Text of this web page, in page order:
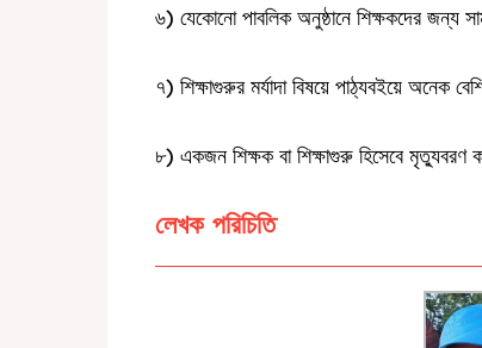
৬) যেকোনো পাবলিক অনুষ্ঠানে শিক্ষকদের জন্য
৭) শিক্ষাগুরুর মর্যাদা বিষয়ে পাঠ্যবইয়ে অনেক
৮) একজন শিক্ষক বা শিক্ষাগুরু হিসেবে মৃত্যুবরণ
লেখক পরিচিতি